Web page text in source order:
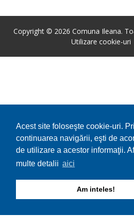
Acest site foloseşte cookie-uri.
continuarea navigării, eşti de
de utilizare a acestor informaţii.
multe detalii aici
Am inteles!
Copyright © 2026 Comuna Ileana.
Utilizare cookie-uri